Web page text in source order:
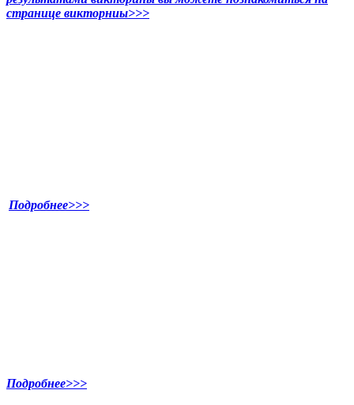
странице викторниы>>>
Подробнее>>>
Подробнее>>>